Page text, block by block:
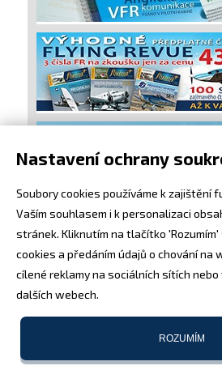
Nastavení ochrany
Soubory cookies používáme k zajištění
Vaším souhlasem i k personalizaci
stránek. Kliknutím na tlačítko
cookies a předáním údajů o chování na
cílené reklamy na sociálních sítích
dalších webech.
ROZUMÍM